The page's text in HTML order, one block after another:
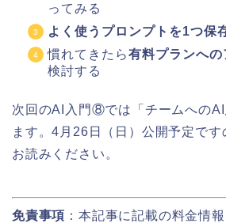
ってみる
よく使うプロンプトを1つ保
慣れてきたら有料プランへ
検討する
次回のAI入門⑧では「チームへの
ます。4月26日（日）公開予定です
お読みください。
免責事項 ：本記事に記載の料金情